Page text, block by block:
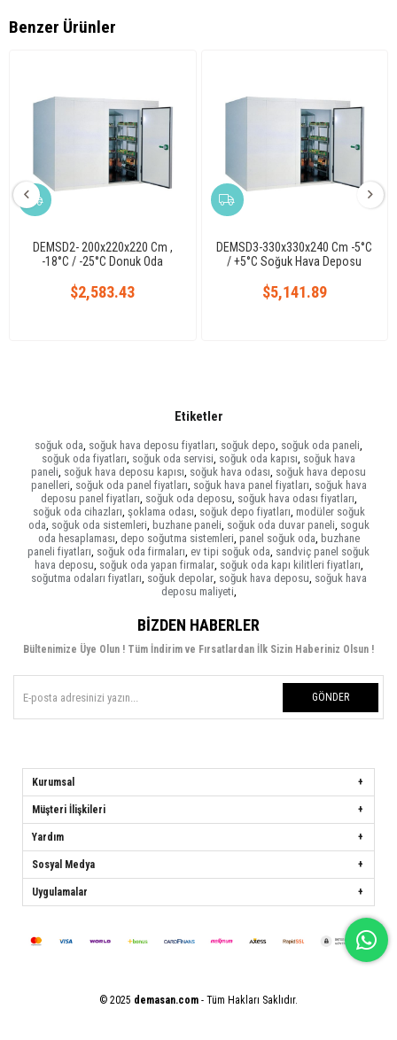
Benzer Ürünler
DEMSD2- 200x220x220 Cm ,
-18°C / -25°C Donuk Oda
$2,583.43
DEMSD3-330x330x240 Cm -5°C
/ +5°C Soğuk Hava Deposu
$5,141.89
Etiketler
soğuk oda, soğuk hava deposu fiyatları, soğuk depo, soğuk oda paneli,
soğuk oda fiyatları, soğuk oda servisi, soğuk oda kapısı, soğuk hava
paneli, soğuk hava deposu kapısı, soğuk hava odası, soğuk hava deposu
panelleri, soğuk oda panel fiyatları, soğuk hava panel fiyatları, soğuk hava
deposu panel fiyatları, soğuk oda deposu, soğuk hava odası fiyatları,
soğuk oda cihazları, şoklama odası, soğuk depo fiyatları, modüler soğuk
oda, soğuk oda sistemleri, buzhane paneli, soğuk oda duvar paneli, soguk
oda hesaplaması, depo soğutma sistemleri, panel soğuk oda, buzhane
paneli fiyatları, soğuk oda firmaları, ev tipi soğuk oda, sandviç panel soğuk
hava deposu, soğuk oda yapan firmalar, soğuk oda kapı kilitleri fiyatları,
soğutma odaları fiyatları, soğuk depolar, soğuk hava deposu, soğuk hava
deposu maliyeti,
BIZDEN HABERLER
Bültenimize Üye Olun ! Tüm İndirim ve Fırsatlardan İlk Sizin Haberiniz Olsun !
GÖNDER
Kurumsal
Müşteri İlişkileri
Yardım
Sosyal Medya
Uygulamalar
© 2025 demasan.com - Tüm Hakları Saklıdır.